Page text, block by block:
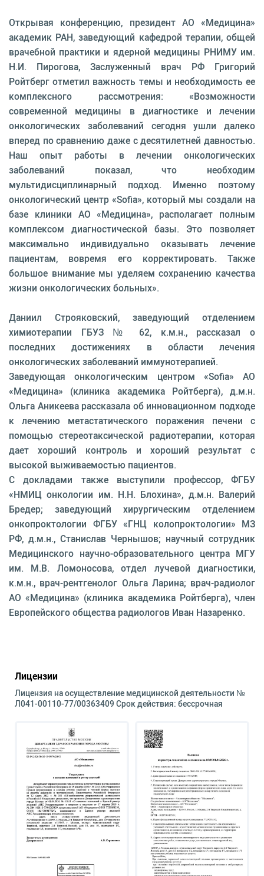
Открывая конференцию, президент АО «Медицина»
академик РАН, заведующий кафедрой терапии, общей
врачебной практики и ядерной медицины РНИМУ им.
Н.И. Пирогова, Заслуженный врач РФ Григорий
Ройтберг отметил важность темы и необходимость ее
комплексного рассмотрения: «Возможности
современной медицины в диагностике и лечении
онкологических заболеваний сегодня ушли далеко
вперед по сравнению даже с десятилетней давностью.
Наш опыт работы в лечении онкологических
заболеваний показал, что необходим
мультидисциплинарный подход. Именно поэтому
онкологический центр «Sofia», который мы создали на
базе клиники АО «Медицина», располагает полным
комплексом диагностической базы. Это позволяет
максимально индивидуально оказывать лечение
пациентам, вовремя его корректировать. Также
большое внимание мы уделяем сохранению качества
жизни онкологических больных».
Даниил Строяковский, заведующий отделением
химиотерапии ГБУЗ № 62, к.м.н., рассказал о
последних достижениях в области лечения
онкологических заболеваний иммунотерапией.
Заведующая онкологическим центром «Sofia» АО
«Медицина» (клиника академика Ройтберга), д.м.н.
Ольга Аникеева рассказала об инновационном подходе
к лечению метастатического поражения печени с
помощью стереотаксической радиотерапии, которая
дает хороший контроль и хороший результат с
высокой выживаемостью пациентов.
С докладами также выступили профессор, ФГБУ
«НМИЦ онкологии им. Н.Н. Блохина», д.м.н. Валерий
Бредер; заведующий хирургическим отделением
онкопроктологии ФГБУ «ГНЦ колопроктологии» МЗ
РФ, д.м.н., Станислав Чернышов; научный сотрудник
Медицинского научно-образовательного центра МГУ
им. М.В. Ломоносова, отдел лучевой диагностики,
к.м.н., врач-рентгенолог Ольга Ларина; врач-радиолог
АО «Медицина» (клиника академика Ройтберга), член
Европейского общества радиологов Иван Назаренко.
Лицензии
Лицензия на осуществление медицинской деятельности №
Л041-00110-77/00363409 Срок действия: бессрочная